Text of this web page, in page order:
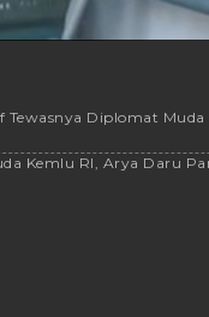
Tewasnya Diplomat Muda
Kemlu RI, Arya Daru